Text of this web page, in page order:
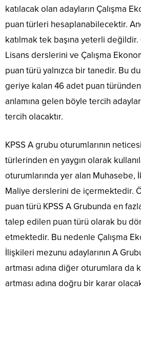
katılacak olan adayların Çalışma
puan türleri hesaplanabilecektir.
katılmak tek başına yeterli değildir.
Lisans derslerini ve Çalışma
puan türü yalnızca bir tanedir. Bu
geriye kalan 46 adet puan
anlamına gelen böyle tercih adaylar
tercih olacaktır.
KPSS A grubu oturumlarının
türlerinden en yaygın olarak
oturumlarında yer alan Muhasebe,
Maliye derslerini de içermektedir.
puan türü KPSS A Grubunda en
talep edilen puan türü olarak bu
etmektedir. Bu nedenle Çalışma
İlişkileri mezunu adaylarının A
artması adına diğer oturumlara da
artması adına doğru bir karar